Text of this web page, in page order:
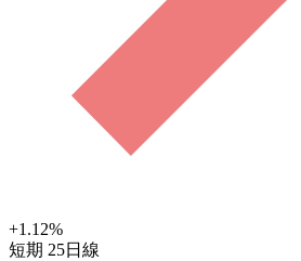
+1.12%
短期 25日線